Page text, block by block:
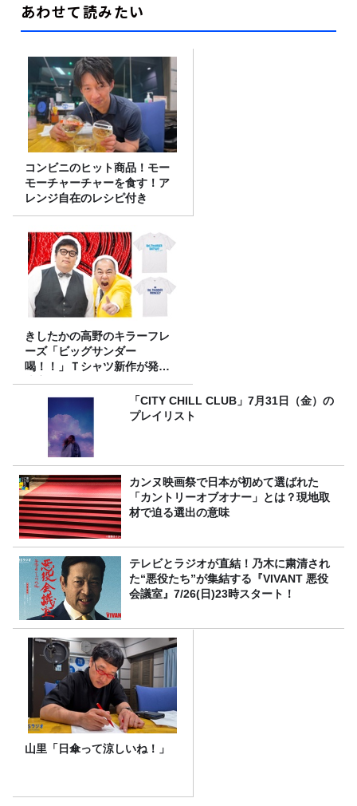
あわせて読みたい
コンビニのヒット商品！モー
モーチャーチャーを食す！ア
レンジ自在のレシピ付き
きしたかの高野のキラーフレ
ーズ「ビッグサンダー
喝！！」Ｔシャツ新作が発売
決定！
「CITY CHILL CLUB」7月31日（金）の
プレイリスト
カンヌ映画祭で日本が初めて選ばれた
「カントリーオブオナー」とは？現地取
材で迫る選出の意味
テレビとラジオが直結！乃木に粛清され
た“悪役たち”が集結する『VIVANT 悪役
会議室』7/26(日)23時スタート！
山里「日傘って涼しいね！」